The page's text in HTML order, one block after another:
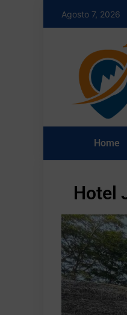
Agosto 7, 2026
Home
Hotel